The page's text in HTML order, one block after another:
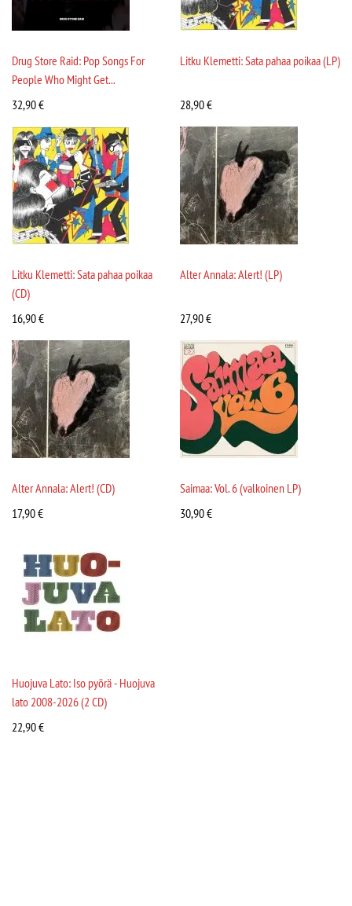
Drug Store Raid: Pop Songs For
People Who Might Get...
32,90€
Litku Klemetti: Sata pahaa poikaa (LP)
28,90€
Litku Klemetti: Sata pahaa poikaa
(CD)
16,90€
Alter Annala: Alert! (LP)
27,90€
Alter Annala: Alert! (CD)
17,90€
Saimaa: Vol. 6 (valkoinen LP)
30,90€
Huojuva Lato: Iso pyörä - Huojuva
lato 2008-2026 (2 CD)
22,90€